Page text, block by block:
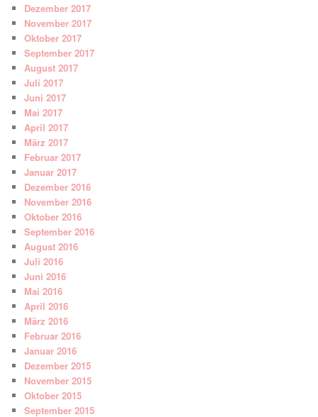
Dezember 2017
November 2017
Oktober 2017
September 2017
August 2017
Juli 2017
Juni 2017
Mai 2017
April 2017
März 2017
Februar 2017
Januar 2017
Dezember 2016
November 2016
Oktober 2016
September 2016
August 2016
Juli 2016
Juni 2016
Mai 2016
April 2016
März 2016
Februar 2016
Januar 2016
Dezember 2015
November 2015
Oktober 2015
September 2015